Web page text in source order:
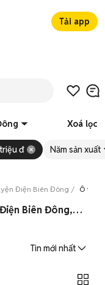
Tải app
Xoá lọc
đ Năm sản xuất
Điện Biên Đông Ô tô
0 xe giá 200 - 300 triệu tại Huyện Điện Biên Đông, Điện Biên 08/2026
Tin mới nhất